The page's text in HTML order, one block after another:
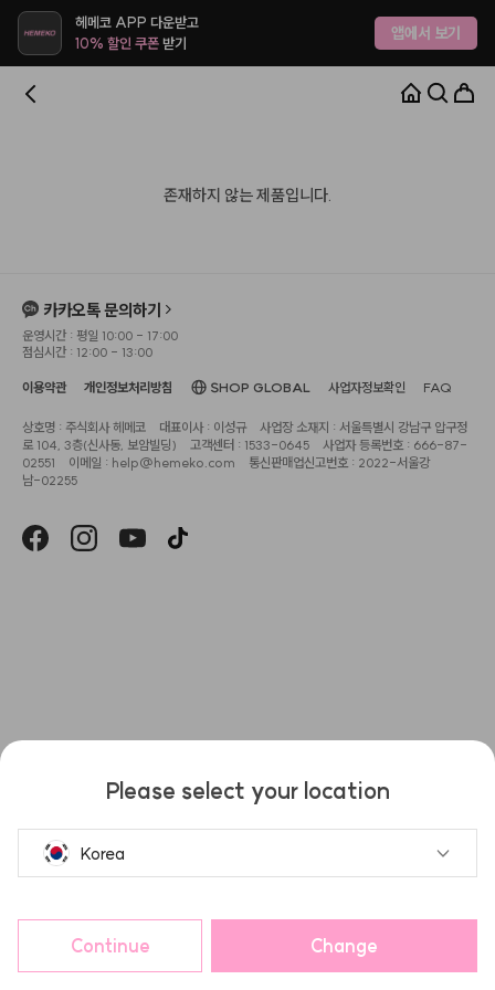
헤메코 APP 다운받고
10% 할인 쿠폰받기 앱에서 보기
존재하지 않는 제품입니다.
카카오톡 문의하기
운영시간 : 평일 10:00 - 17:00
점심시간 : 12:00 - 13:00
이용약관 개인정보처리방침 SHOP GLOBAL 사업자정보확인 FAQ
상호명 : 주식회사 헤메코 대표이사 : 이성규
사업장 소재지 : 서울특별시 강남구 압구정
로 104, 3층(신사동, 보암빌딩)
고객센터 : 1533-0645
사업자 등록번호 : 666-87-
02551
이메일 : help@hemeko.com
통신판매업신고번호 : 2022-서울강
남-02255
Please select your location
Korea
Continue Change